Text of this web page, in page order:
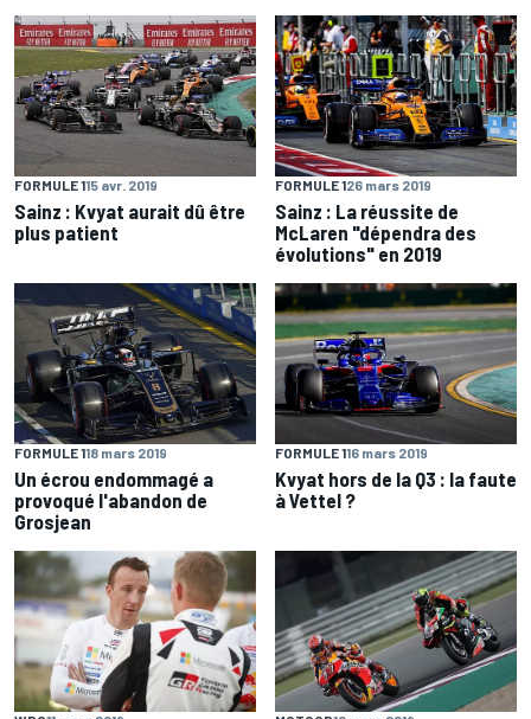
FORMULE 115 avr. 2019
Sainz : Kvyat aurait dû être
plus patient
FORMULE 126 mars 2019
Sainz : La réussite de
McLaren "dépendra des
évolutions" en 2019
FORMULE 118 mars 2019
Un écrou endommagé a
provoqué l'abandon de
Grosjean
FORMULE 116 mars 2019
Kvyat hors de la Q3 : la faute
à Vettel ?